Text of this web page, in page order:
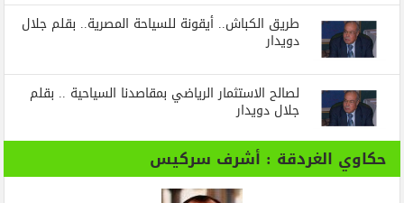
طريق الكباش.. أيقونة للسياحة المصرية.. بقلم جلال
دويدار
لصالح الاستثمار الرياضي بمقاصدنا السياحية .. بقلم
جلال دويدار
حكاوي الغردقة : أشرف سركيس